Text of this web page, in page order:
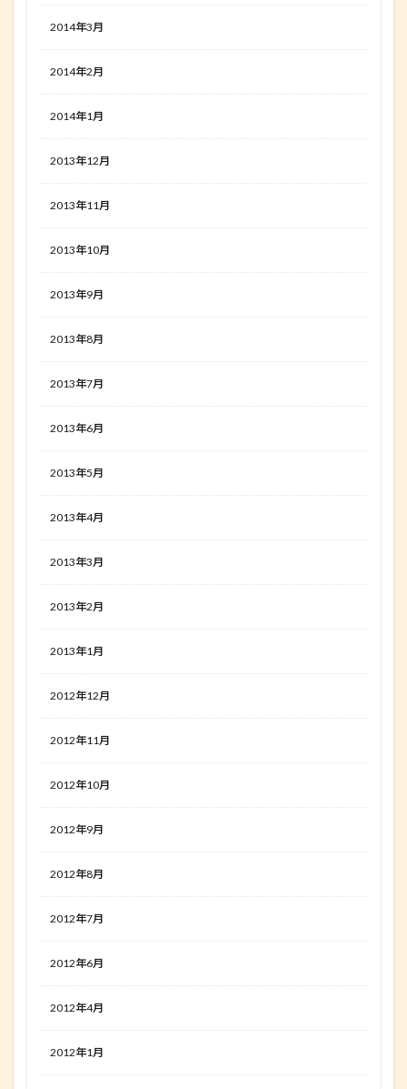
2014年3月
2014年2月
2014年1月
2013年12月
2013年11月
2013年10月
2013年9月
2013年8月
2013年7月
2013年6月
2013年5月
2013年4月
2013年3月
2013年2月
2013年1月
2012年12月
2012年11月
2012年10月
2012年9月
2012年8月
2012年7月
2012年6月
2012年4月
2012年1月